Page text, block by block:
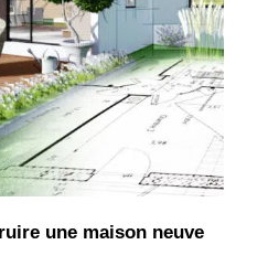
une maison neuve